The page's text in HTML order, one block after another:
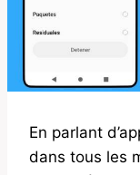
En parlant
dans tous les